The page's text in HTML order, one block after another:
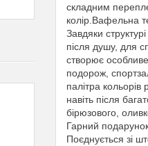
складним
колір.Вафельна
Завдяки
після душу, для
створює
подорож,
палітра
навіть після
бірюзового,
Гарний
Поєднується зі